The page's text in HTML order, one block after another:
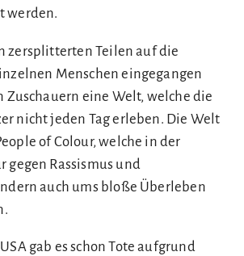
werden.
zersplitterten Teilen auf die
Menschen eingegangen
Zuschauern eine Welt, welche die
nicht jeden Tag erleben. Die Welt
of Colour, welche in der
gegen Rassismus und
auch ums bloße Überleben
gab es schon Tote aufgrund